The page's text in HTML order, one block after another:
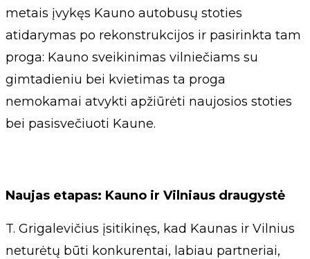
metais įvykęs Kauno autobusų stoties
atidarymas po rekonstrukcijos ir pasirinkta tam
proga: Kauno sveikinimas vilniečiams su
gimtadieniu bei kvietimas ta proga
nemokamai atvykti apžiūrėti naujosios stoties
bei pasisvečiuoti Kaune.
Naujas etapas: Kauno ir Vilniaus draugystė
T. Grigalevičius įsitikinęs, kad Kaunas ir Vilnius
neturėtų būti konkurentai, labiau partneriai,